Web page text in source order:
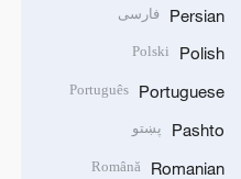
Persian فارسی
Polish
Polski
Portuguese
Português
Pashto پښتو
Romanian
Română